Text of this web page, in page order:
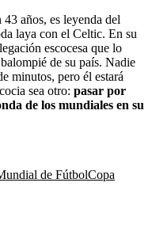
años, es leyenda del
laya con el Celtic. En su
escocesa que lo
de su país. Nadie
minutos, pero él estará
sea otro: pasar por
de los mundiales en su
de FútbolCopa